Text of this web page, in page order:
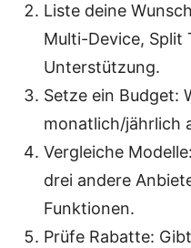
Liste deine
Multi-Device, Split
Unterstützung.
Setze ein Budget:
monatlich/jährlich
Vergleiche
drei andere
Funktionen.
Prüfe Rabatte: